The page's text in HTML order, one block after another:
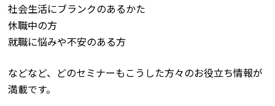
社会生活にブランクのあるかた
休職中の方
就職に悩みや不安のある方
などなど、どのセミナーもこうした方々のお役立ち情報が
満載です。